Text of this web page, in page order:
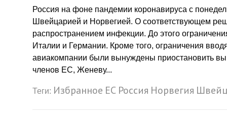
Россия на фоне пандемии коронавируса с
Швейцарией и Норвегией. О соответствующем
распространением инфекции. До этого
Италии и Германии. Кроме того, ограничения
авиакомпании были вынуждены приостановить
членов ЕС, Женеву...
Теги: Избранное ЕС Россия Норвегия